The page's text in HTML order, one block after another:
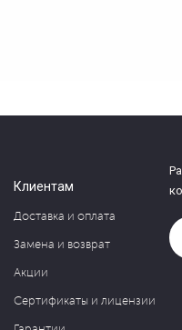
Клиентам
Доставка и оплата
Замена и возврат
Акции
Сертификаты и лицензии